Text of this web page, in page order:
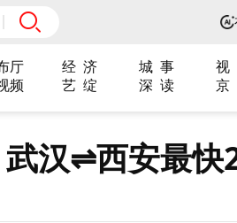
厅 经 济 城 事 视
频 艺 绽 深 读 京
汉⇌西安最快